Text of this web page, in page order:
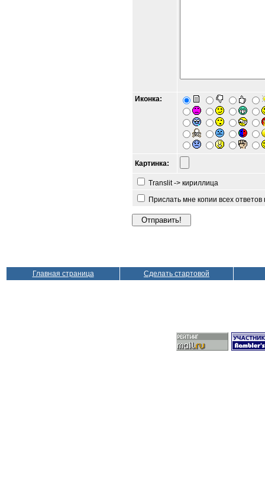
Иконка:
Картинка:
Translit -> кириллица
Прислать мне копии всех
Главная страница Сделать стартовой